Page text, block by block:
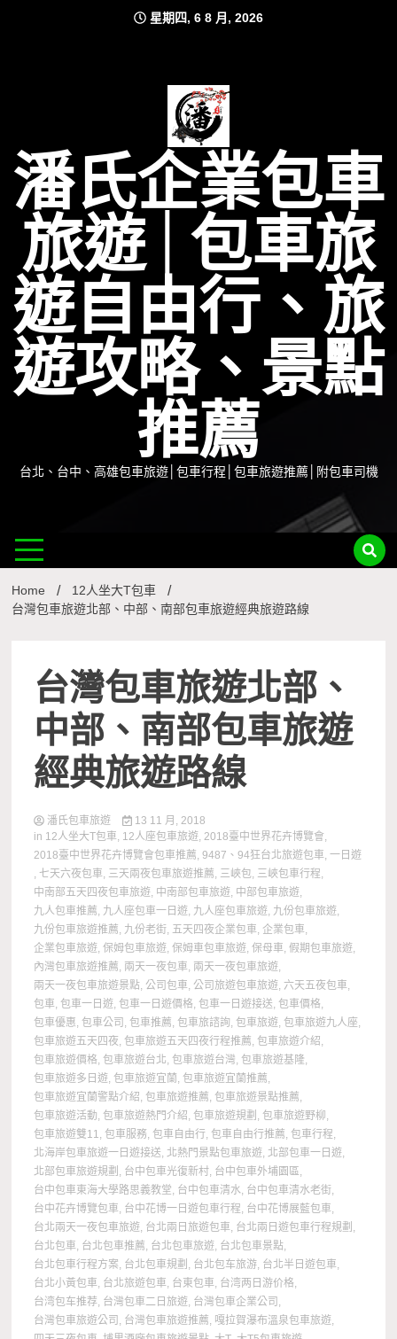
星期四, 6 8 月, 2026
潘氏企業包車
旅遊│包車旅
遊自由行、旅
遊攻略、景點
推薦
台北、台中、高雄包車旅遊│包車行程│包車旅遊推薦│附包車司機
Home
12人坐大T包車
台灣包車旅遊北部、中部、南部包車旅遊經典旅遊路線
台灣包車旅遊北部、
中部、南部包車旅遊
經典旅遊路線
潘氏包車旅遊
13 11 月, 2018
in 12人坐大T包車, 12人座包車旅遊,2018臺中世界花卉博覽會,
2018臺中世界花卉博覽會包車推薦,9487、94狂台北旅遊包車,一日遊
,七天六夜包車, 三天兩夜包車旅遊推薦, 三峽包, 三峽包車行程,
中南部五天四夜包車旅遊, 中南部包車旅遊, 中部包車旅遊,
九人包車推薦, 九人座包車一日遊, 九人座包車旅遊, 九份包車旅遊,
九份包車旅遊推薦, 九份老街, 五天四夜企業包車, 企業包車,
企業包車旅遊,保姆包車旅遊,保姆車包車旅遊,保母車,假期包車旅遊,
內灣包車旅遊推薦, 兩天一夜包車, 兩天一夜包車旅遊,
兩天一夜包車旅遊景點, 公司包車, 公司旅遊包車旅遊, 六天五夜包車,
包車,包車一日遊,包車一日遊價格,包車一日遊接送,包車價格,
包車優惠,包車公司 ,包車推薦,包車旅諮詢,包車旅遊,包車旅遊九人座,
包車旅遊五天四夜,包車旅遊五天四夜行程推薦,包車旅遊介紹,
包車旅遊價格,包車旅遊台北,包車旅遊台灣,包車旅遊基隆,
包車旅遊多日遊,包車旅遊宜蘭,包車旅遊宜蘭推薦,
包車旅遊宜蘭警點介紹,包車旅遊推薦,包車旅遊景點推薦,
包車旅遊活動,包車旅遊熱門介紹,包車旅遊規劃 ,包車旅遊野柳,
包車旅遊雙11,包車服務,包車自由行,包車自由行推薦,包車行程,
北海岸包車旅遊一日遊接送,北熱門景點包車旅遊,北部包車一日遊,
北部包車旅遊規劃 , 台中包車光復新村, 台中包車外埔園區,
台中包車東海大學路思義教堂, 台中包車清水, 台中包車清水老街,
台中花卉博覽包車, 台中花博一日遊包車行程, 台中花博展藍包車,
台北兩天一夜包車旅遊, 台北兩日旅遊包車, 台北兩日遊包車行程規劃 ,
台北包車, 台北包車推薦, 台北包車旅遊, 台北包車景點,
台北包車行程方案, 台北包車規劃 , 台北包车旅游, 台北半日遊包車,
台北小黃包車, 台北旅遊包車, 台東包車, 台湾两日游价格,
台湾包车推荐, 台灣包車二日旅遊, 台灣包車企業公司 ,
台灣包車旅遊公司 , 台灣包車旅遊推薦, 嘎拉賀瀑布溫泉包車旅遊,